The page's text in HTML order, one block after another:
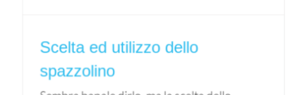
Scelta ed utilizzo dello
spazzolino